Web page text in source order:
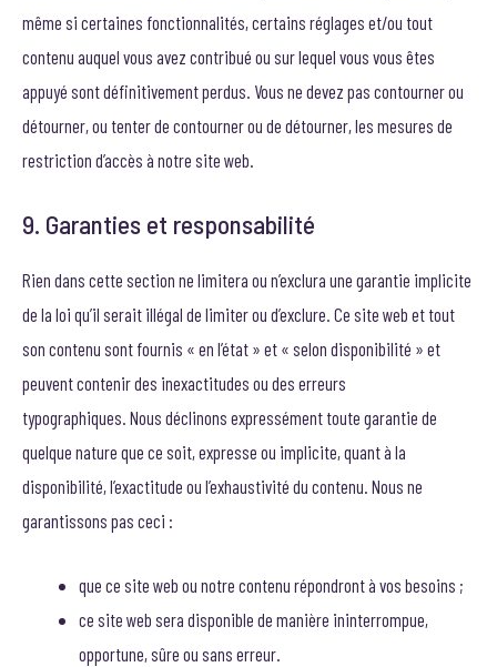
même si certaines fonctionnalités, certains réglages et/ou tout
contenu auquel vous avez contribué ou sur lequel vous vous êtes
appuyé sont définitivement perdus. Vous ne devez pas contourner ou
détourner, ou tenter de contourner ou de détourner, les mesures de
restriction d’accès à notre site web.
9. Garanties et responsabilité
Rien dans cette section ne limitera ou n’exclura une garantie implicite
de la loi qu’il serait illégal de limiter ou d’exclure. Ce site web et tout
son contenu sont fournis « en l’état » et « selon disponibilité » et
peuvent contenir des inexactitudes ou des erreurs
typographiques. Nous déclinons expressément toute garantie de
quelque nature que ce soit, expresse ou implicite, quant à la
disponibilité, l’exactitude ou l’exhaustivité du contenu. Nous ne
garantissons pas ceci :
que ce site web ou notre contenu répondront à vos besoins ;
ce site web sera disponible de manière ininterrompue,
opportune, sûre ou sans erreur.